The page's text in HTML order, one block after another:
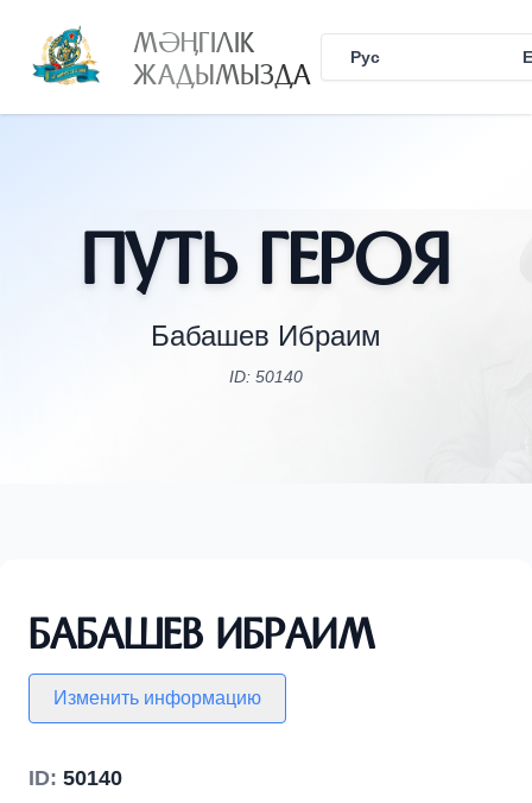
МӘҢГІЛІК
ЖАДЫМЫЗДА Рус
Путь Героя
Бабашев Ибраим
ID: 50140
Бабашев Ибраим
Изменить информацию
ID: 50140